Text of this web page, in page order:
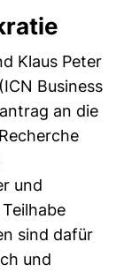
Klaus Peter
Business
an die
und
sind dafür
und